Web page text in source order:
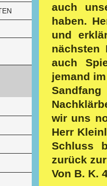
auch
haben.
und
nächsten
auch
jemand
wir uns
Herr
Schluss
zurück
Von B. K.